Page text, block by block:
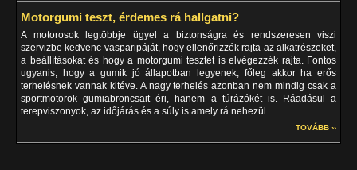
Motorgumi teszt, érdemes rá hallgatni?
A motorosok legtöbbje ügyel a biztonságra és rendszeresen viszi
szervizbe kedvenc vasparipáját, hogy ellenőrizzék rajta az alkatrészeket,
a beállításokat és hogy a motorgumi tesztet is elvégezzék rajta. Fontos
ugyanis, hogy a gumik jó állapotban legyenek, főleg akkor ha erős
terhelésnek vannak kitéve. A nagy terhelés azonban nem mindig csak a
sportmotorok gumiabroncsait éri, hanem a túrázókét is. Ráadásul a
terepviszonyok, az időjárás és a súly is amely rá nehezül.
TOVÁBB ››